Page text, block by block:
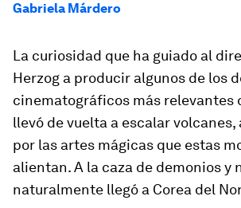
Gabriela Márdero
La curiosidad que ha guiado al
Herzog a producir algunos de los
cinematográficos más relevantes
llevó de vuelta a escalar
por las artes mágicas que estas
alientan. A la caza de demonios y
naturalmente llegó a Corea del